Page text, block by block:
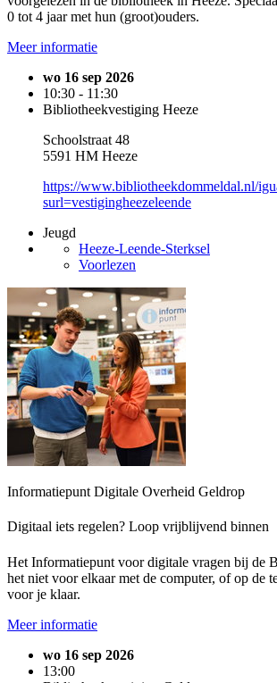
0 tot 4 jaar met hun (groot)ouders.
Meer informatie
wo 16 sep 2026
10:30 - 11:30
Bibliotheekvestiging Heeze
Schoolstraat 48
5591 HM Heeze
https://www.bibliotheekdommeldal.nl/
surl=vestigingheezeleende
Jeugd
Heeze-Leende-Sterksel
Voorlezen
Informatiepunt Digitale Overheid Geldrop
Digitaal iets regelen? Loop vrijblijvend binnen
Het Informatiepunt voor digitale vragen bij de
het niet voor elkaar met de computer, of op de
voor je klaar.
Meer informatie
wo 16 sep 2026
13:00